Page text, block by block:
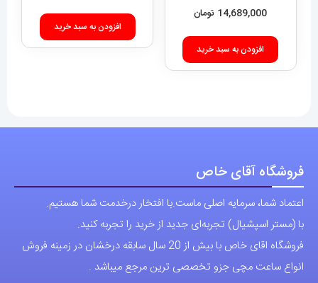
14,689,000 تومان
افزودن به سبد خرید
افزودن به سبد خرید
فروشگاه آقای خاص
اعتماد شما، سرمایه اصلی ماست.با افتخار درخدمت شما هستیم.
با (مستر اسپشیال) تجربه‌ای جدید از خرید را تجربه کنید.
فروشگاه اقای خاص با بیش از 20 سال سابقه درخشان در زمینه فروش
انواع ساعت مچی جزو تخصصی ترین مرجع میباشد .